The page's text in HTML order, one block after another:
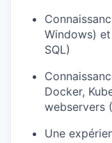
Windows) et
SQL)
Docker,
webservers
Une